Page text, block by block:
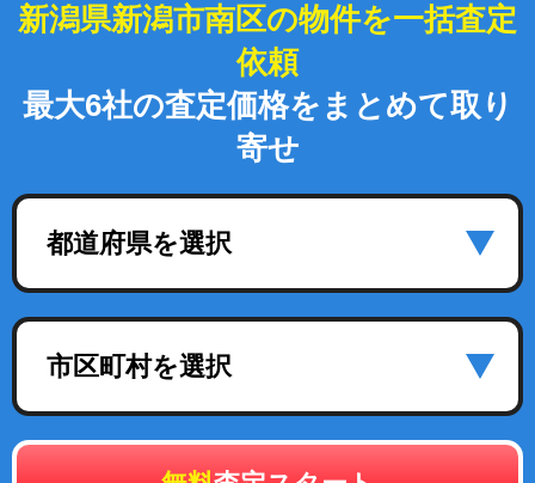
新潟県新潟市南区の物件を一括査定
依頼
最大6社の査定価格をまとめて取り
寄せ
都道府県を選択
市区町村を選択